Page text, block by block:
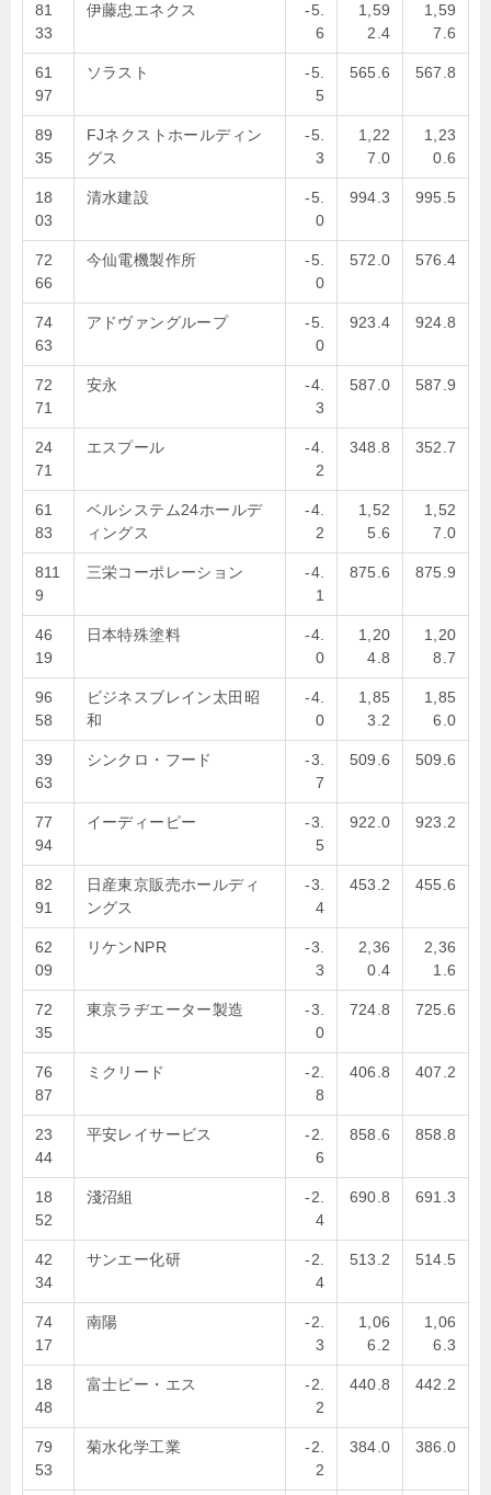
81
33
伊藤忠エネクス
-5.
6
1,59
2.4
1,59
7.6
61
97
ソラスト
-5.
5
565.6 567.8
89
35
FJネクストホールディン
グス
-5.
3
1,22
7.0
1,23
0.6
18
03
清水建設
-5.
0
994.3 995.5
72
66
今仙電機製作所
-5.
0
572.0 576.4
74
63
アドヴァングループ
-5.
0
923.4 924.8
72
71
安永
-4.
3
587.0 587.9
24
71
エスプール
-4.
2
348.8 352.7
61
83
ベルシステム24ホールデ
ィングス
-4.
2
1,52
5.6
1,52
7.0
811
9
三栄コーポレーション
-4.
1
875.6 875.9
46
19
日本特殊塗料
-4.
0
1,20
4.8
1,20
8.7
96
58
ビジネスブレイン太田昭
和
-4.
0
1,85
3.2
1,85
6.0
39
63
シンクロ・フード
-3.
7
509.6 509.6
77
94
イーディーピー
-3.
5
922.0 923.2
82
91
日産東京販売ホールディ
ングス
-3.
4
453.2 455.6
62
09
リケンNPR
-3.
3
2,36
0.4
2,36
1.6
72
35
東京ラヂエーター製造
-3.
0
724.8 725.6
76
87
ミクリード
-2.
8
406.8 407.2
23
44
平安レイサービス
-2.
6
858.6 858.8
18
52
淺沼組
-2.
4
690.8 691.3
42
34
サンエー化研
-2.
4
513.2 514.5
74
17
南陽
-2.
3
1,06
6.2
1,06
6.3
18
48
富士ピー・エス
-2.
2
440.8 442.2
79
53
菊水化学工業
-2.
2
384.0 386.0